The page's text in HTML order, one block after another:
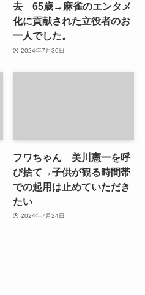
去 65歳→麻雀のエンタメ
化に貢献された立役者のお
一人でした。
2024年7月30日
フワちゃん 美川憲一を呼
び捨て→子供が観る時間帯
での起用は止めていただき
たい
2024年7月24日